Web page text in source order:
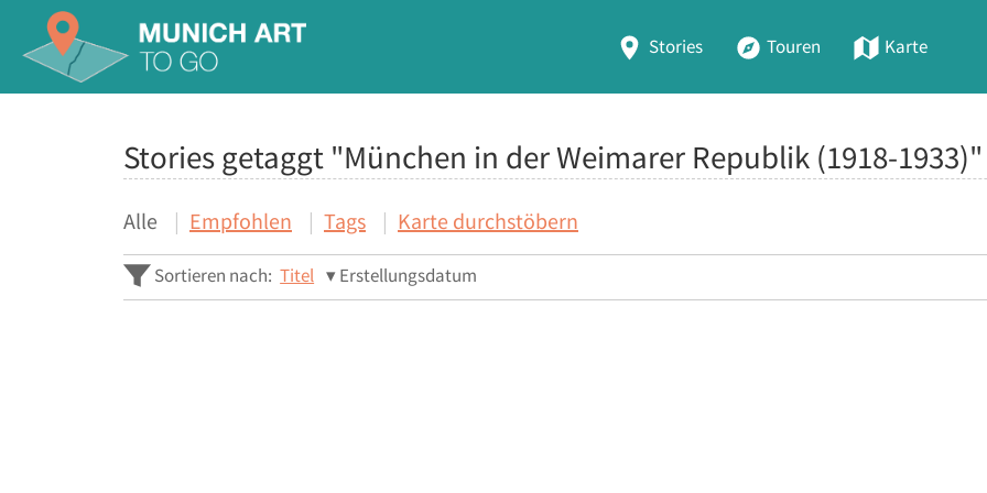
Stories Touren Karte
Stories getaggt "München in der Weimarer Republik (1918-1933)"
Alle Empfohlen Tags Karte durchstöbern
Sortieren nach: Titel Erstellungsdatum